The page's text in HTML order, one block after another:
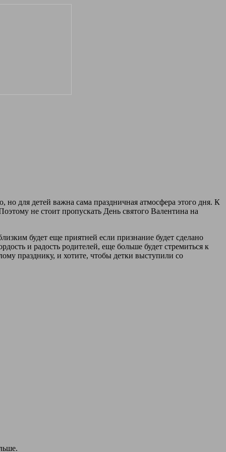
для детей важна сама праздничная атмосфера этого дня. К
не стоит пропускать День святого Валентина на
будет еще приятней если признание будет сделано
и радость родителей, еще больше будет стремиться к
празднику, и хотите, чтобы детки выступили со